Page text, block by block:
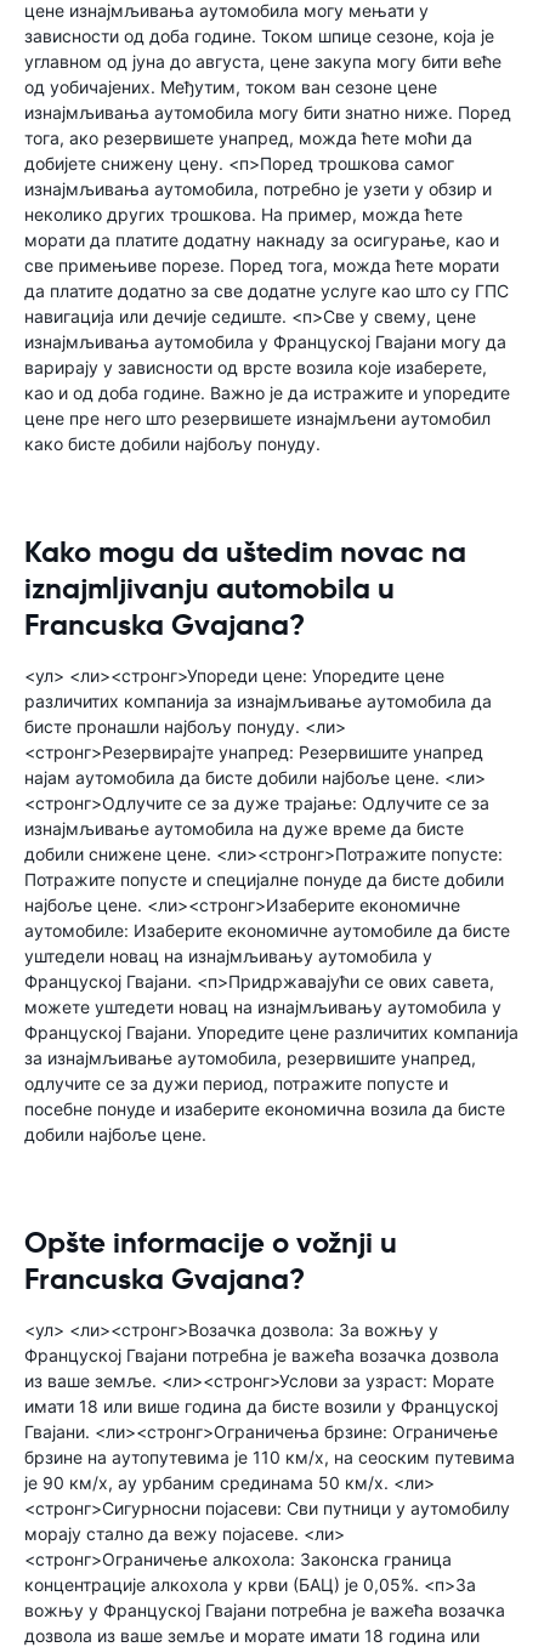
цене изнајмљивања аутомобила могу мењати у
зависности од доба године. Током шпице сезоне, која је
углавном од јуна до августа, цене закупа могу бити веће
од уобичајених. Међутим, током ван сезоне цене
изнајмљивања аутомобила могу бити знатно ниже. Поред
тога, ако резервишете унапред, можда ћете моћи да
добијете снижену цену. <п>Поред трошкова самог
изнајмљивања аутомобила, потребно је узети у обзир и
неколико других трошкова. На пример, можда ћете
морати да платите додатну накнаду за осигурање, као и
све примењиве порезе. Поред тога, можда ћете морати
да платите додатно за све додатне услуге као што су ГПС
навигација или дечије седиште. <п>Све у свему, цене
изнајмљивања аутомобила у Француској Гвајани могу да
варирају у зависности од врсте возила које изаберете,
као и од доба године. Важно је да истражите и упоредите
цене пре него што резервишете изнајмљени аутомобил
како бисте добили најбољу понуду.
Kako mogu da uštedim novac na
iznajmljivanju automobila u
Francuska Gvajana?
<ул> <ли><стронг>Упореди цене: Упоредите цене
различитих компанија за изнајмљивање аутомобила да
бисте пронашли најбољу понуду. <ли>
<стронг>Резервирајте унапред: Резервишите унапред
најам аутомобила да бисте добили најбоље цене. <ли>
<стронг>Одлучите се за дуже трајање: Одлучите се за
изнајмљивање аутомобила на дуже време да бисте
добили снижене цене. <ли><стронг>Потражите попусте:
Потражите попусте и специјалне понуде да бисте добили
најбоље цене. <ли><стронг>Изаберите економичне
аутомобиле: Изаберите економичне аутомобиле да бисте
уштедели новац на изнајмљивању аутомобила у
Француској Гвајани. <п>Придржавајући се ових савета,
можете уштедети новац на изнајмљивању аутомобила у
Француској Гвајани. Упоредите цене различитих компанија
за изнајмљивање аутомобила, резервишите унапред,
одлучите се за дужи период, потражите попусте и
посебне понуде и изаберите економична возила да бисте
добили најбоље цене.
Opšte informacije o vožnji u
Francuska Gvajana?
<ул> <ли><стронг>Возачка дозвола: За вожњу у
Француској Гвајани потребна је важећа возачка дозвола
из ваше земље. <ли><стронг>Услови за узраст: Морате
имати 18 или више година да бисте возили у Француској
Гвајани. <ли><стронг>Ограничења брзине: Ограничење
брзине на аутопутевима је 110 км/х, на сеоским путевима
је 90 км/х, ау урбаним срединама 50 км/х. <ли>
<стронг>Сигурносни појасеви: Сви путници у аутомобилу
морају стално да вежу појасеве. <ли>
<стронг>Ограничење алкохола: Законска граница
концентрације алкохола у крви (БАЦ) је 0,05%. <п>За
вожњу у Француској Гвајани потребна је важећа возачка
дозвола из ваше земље и морате имати 18 година или